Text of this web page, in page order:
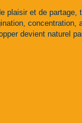
plaisir et de partage,
concentration,
devient naturel